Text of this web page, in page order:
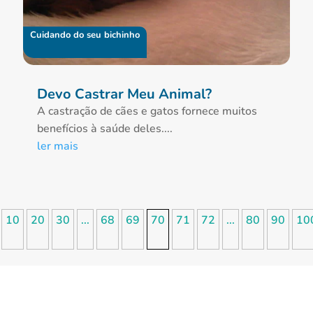
Devo Castrar Meu Animal?
Cuidando do seu bichinho
A castração de cães e gatos fornece muitos
benefícios à saúde deles....
ler mais
10 20 30 ... 68 69 70 71 72 ... 80 90